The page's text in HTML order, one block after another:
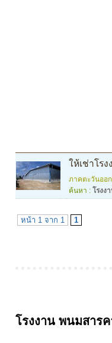
ให้เช่าโร
ภาคตะวันออก
ค้นหา : โรงง
หน้า 1 จาก 1 1
โรงงาน พนมสารค